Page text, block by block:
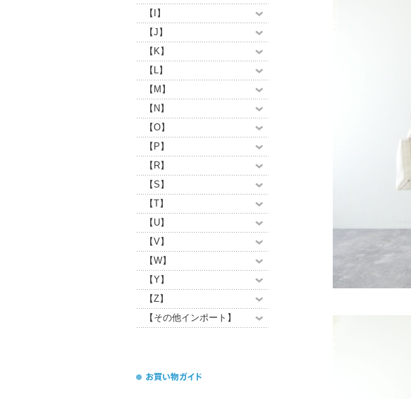
【I】
【J】
【K】
【L】
【M】
【N】
【O】
【P】
【R】
【S】
【T】
【U】
【V】
【W】
【Y】
【Z】
【その他インポート】